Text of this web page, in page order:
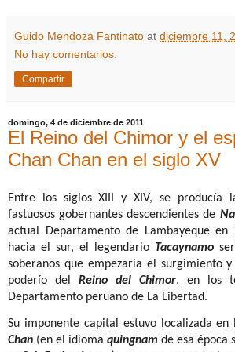
Guido Mendoza Fantinato at diciembre 11,
No hay comentarios:
Compartir
domingo, 4 de diciembre de 2011
El Reino del Chimor y el
Chan Chan en el siglo XV
Entre los siglos XIII y XIV, se producía
fastuosos gobernantes descendientes de
actual Departamento de Lambayeque en
hacia el sur, el legendario Tacaynamo
soberanos que empezaría el surgimiento
poderío del Reino del Chimor, en los
Departamento peruano de La Libertad.
Su imponente capital estuvo localizada
Chan (en el idioma quingnam de esa época